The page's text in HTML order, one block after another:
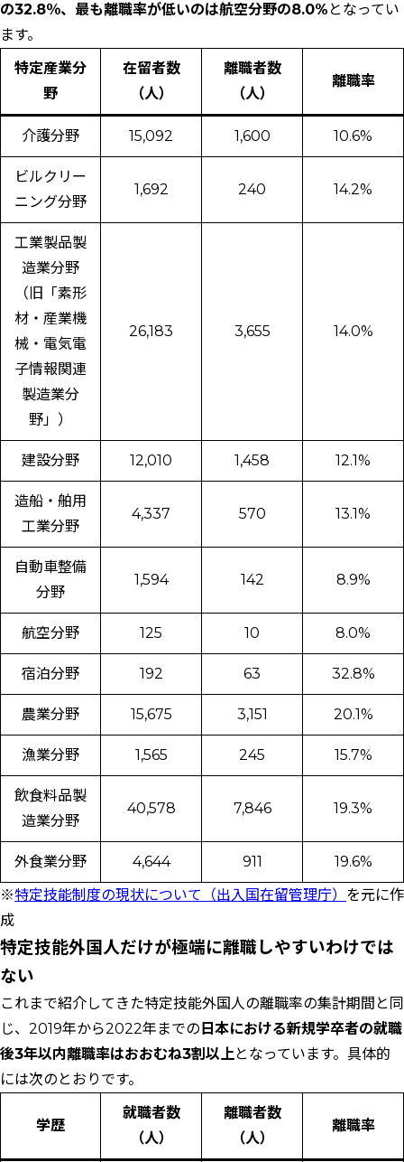
の32.8％、最も離職率が低いのは航空分野の8.0% となってい
ます。
特定産業分
野
在留者数
（人）
離職者数
（人）
離職率
介護分野 15,092 1,600 10.6%
ビルクリー
ニング分野
1,692 240 14.2%
工業製品製
造業分野
（旧「素形
材・産業機
械・電気電
子情報関連
製造業分
野」）
26,183 3,655 14.0%
建設分野 12,010 1,458 12.1%
造船・舶用
工業分野
4,337 570 13.1%
自動車整備
分野
1,594 142 8.9%
航空分野 125 10 8.0%
宿泊分野 192 63 32.8%
農業分野 15,675 3,151 20.1%
漁業分野 1,565 245 15.7%
飲食料品製
造業分野
40,578 7,846 19.3%
外食業分野 4,644 911
19.6%
※特定技能制度の現状について（出入国在留管理庁） を元に作
成
特定技能外国人だけが極端に離職しやすいわけでは
ない
これまで紹介してきた特定技能外国人の離職率の集計期間と同
じ、2019年から2022年までの 日本における新規学卒者の就職
後3年以内離職率はおおむね3割以上となっています。具体的
には次のとおりです。
学歴
就職者数
（人）
離職者数
（人）
離職率